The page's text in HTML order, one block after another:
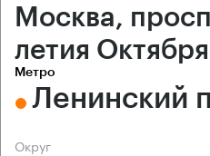
Москва,
летия
Метро
Ленинский
Округ